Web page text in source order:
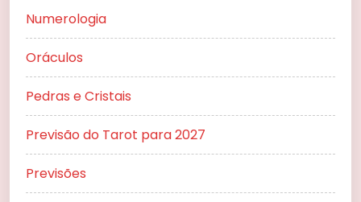
Numerologia
Oráculos
Pedras e Cristais
Previsão do Tarot para 2027
Previsões